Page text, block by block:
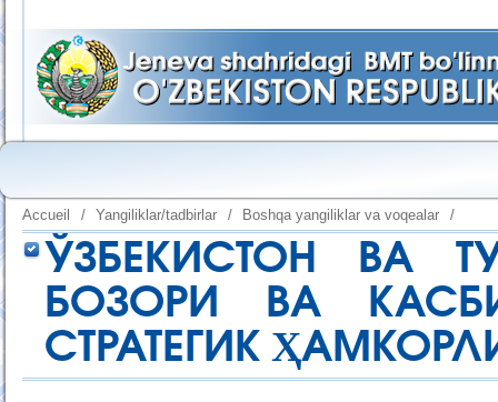
Accueil / Yangiliklar/tadbirlar / Boshqa yangiliklar va voqealar /
ЎЗБЕКИСТОН ВА
БОЗОРИ ВА
СТРАТЕГИК